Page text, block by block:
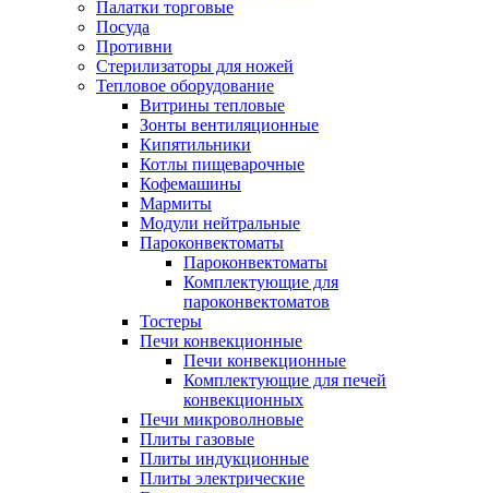
Палатки торговые
Посуда
Противни
Стерилизаторы для ножей
Тепловое оборудование
Витрины тепловые
Зонты вентиляционные
Кипятильники
Котлы пищеварочные
Кофемашины
Мармиты
Модули нейтральные
Пароконвектоматы
Пароконвектоматы
Комплектующие для
пароконвектоматов
Тостеры
Печи конвекционные
Печи конвекционные
Комплектующие для печей
конвекционных
Печи микроволновые
Плиты газовые
Плиты индукционные
Плиты электрические